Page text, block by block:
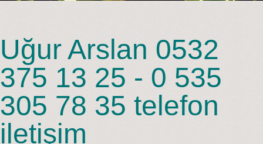
Uğur Arslan 0532
375 13 25 - 0 535
305 78 35 telefon
iletişim